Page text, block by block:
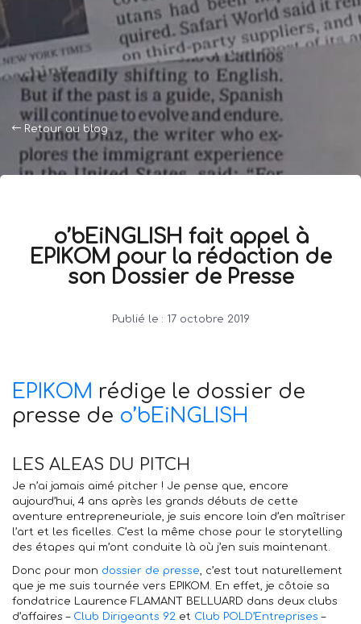
Retour au blog
o’bEiNGLISH fait appel à
EPIKOM pour la rédaction de
son Dossier de Presse
Publié le : 17 octobre 2019
EPIKOM rédige le dossier de
presse de o’bEiNGLISH
LES ALEAS DU PITCH
Je n’ai jamais aimé pitcher ! Je pense que, encore
aujourd’hui, 4 ans après les grands débuts de cette
aventure entrepreneuriale, je suis encore loin d’en maîtriser
l’art et les ficelles. C’est la même chose pour le storytelling
des étapes qui m’ont conduite là où j’en suis maintenant.
Donc pour mon dossier de presse, c’est tout naturellement
que je me suis tournée vers EPIKOM. En effet, je côtoie sa
fondatrice Laurence FLAMANT BELLUARD dans deux clubs
d’affaires – Club Dirigeants 92 et Club POLD’Entreprises –